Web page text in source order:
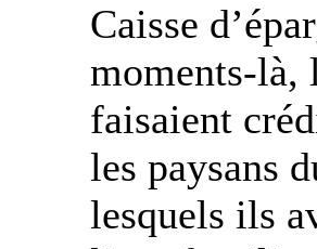
Caisse
moments-là,
faisaient
les paysans
lesquels ils